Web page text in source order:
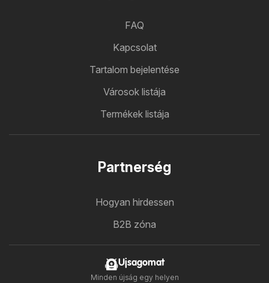
FAQ
Kapcsolat
Tartalom bejelentése
Városok listája
Termékek listája
Partnerség
Hogyan hirdessen
B2B zóna
Ujsagomat
Minden újság egy helyen